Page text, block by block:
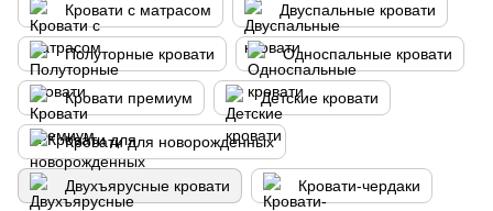
Кровати с матрасом Двуспальные кровати
Полуторные кровати Односпальные кровати
Кровати премиум Детские кровати
Кровати для новорожденных
Двухъярусные кровати Кровати-чердаки